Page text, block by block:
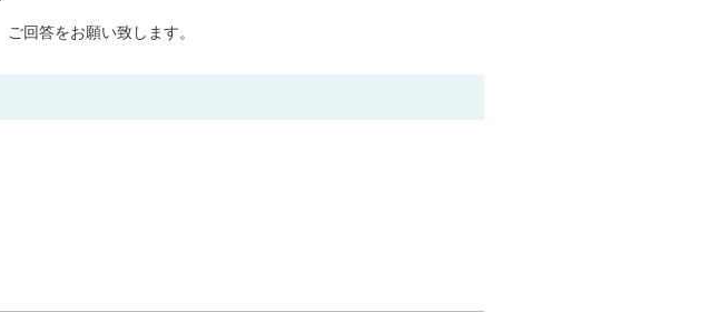
回答をお願い致します。